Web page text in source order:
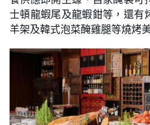
士頓龍蝦尾及龍蝦鉗等，還有
羊架及韓式泡菜醃雞腿等燒烤